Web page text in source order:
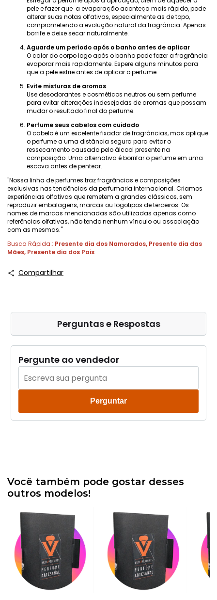
pele e fazer que a evaporação aconteça mais rápido, pode
alterar suas notas olfativas, especialmente as de topo,
comprometendo a evolução natural da fragrância. Apenas
borrife e deixe secar naturalmente.
Aguarde um período após o banho antes de aplicar
O calor do corpo logo após o banho pode fazer a fragrância
evaporar mais rapidamente. Espere alguns minutos para
que a pele esfrie antes de aplicar o perfume.
Evite misturas ​​de aromas
Use desodorantes e cosméticos neutros ou sem perfume
para evitar alterações indesejadas de aromas que possam
mudar o resultado final do perfume.
Perfume seus cabelos com cuidado
O cabelo é um excelente fixador de fragrâncias, mas aplique
o perfume a uma distância segura para evitar o
ressecamento causado pelo álcool presente na
composição. Uma alternativa é borrifar o perfume em uma
escova antes de pentear.
"Nossa linha de perfumes traz fragrâncias e composições
exclusivas nas tendências da perfumaria internacional. Criamos
experiências olfativas que remetem a grandes clássicos, sem
reproduzir embalagens, marcas ou logotipos de terceiros. Os
nomes de marcas mencionadas são utilizadas apenas como
referências olfativas, não tendo nenhum vínculo ou associação
com as mesmas."
Busca Rápida.: Presente dia dos Namorados, Presente dia das
Mães, Presente dia dos Pais
Compartilhar
Perguntas e Respostas
Pergunte ao vendedor
Perguntar
Você também pode gostar desses
outros modelos!